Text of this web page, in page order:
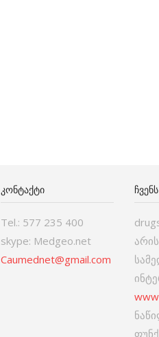
ᲙᲝᲜᲢᲐᲥᲢᲘ
Tel.: 577 235 400
skype: Medgeo.net
Caumednet@gmail.com